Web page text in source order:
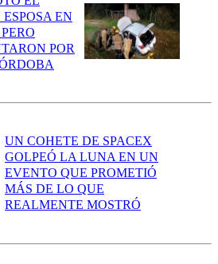
EN
POR
UN COHETE DE SPACEX
GOLPEÓ LA LUNA EN UN
EVENTO QUE PROMETIÓ
MÁS DE LO QUE
REALMENTE MOSTRÓ